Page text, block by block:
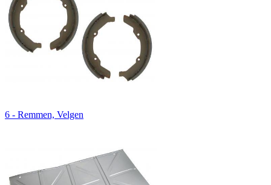
6 - Remmen, Velgen